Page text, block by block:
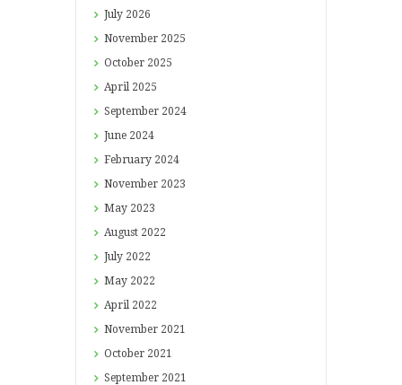
July 2026
November 2025
October 2025
April 2025
September 2024
June 2024
February 2024
November 2023
May 2023
August 2022
July 2022
May 2022
April 2022
November 2021
October 2021
September 2021